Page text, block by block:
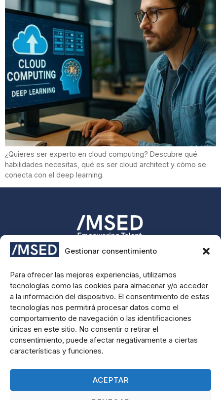
Gestionar consentimiento
Para ofrecer las mejores experiencias, utilizamos
tecnologías como las cookies para almacenar y/o acceder
a la información del dispositivo. El consentimiento de estas
tecnologías nos permitirá procesar datos como el
comportamiento de navegación o las identificaciones
únicas en este sitio. No consentir o retirar el
consentimiento, puede afectar negativamente a ciertas
características y funciones.
ACEPTAR
¿Quieres ser experto en cloud computing? Descubre qué
habilidades necesitas, qué es ser cloud architect y cómo se
conecta con el deep learning.
Impulsando tu futuro profesional con formación de calidad
Contáctanos
Plaza Carlos Trías Bertrán 4, 28020, Madrid
Tel : +34 644060082
DIRECCIÓN GOOGLE MAPS
RESERVAR LLAMADA
Información